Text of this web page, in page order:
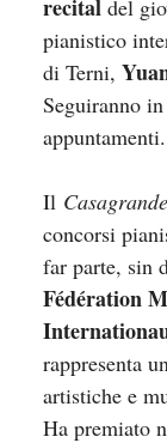
recital del
pianistico
di Terni,
Seguiranno
appuntamenti.
Il Casagrande
concorsi
far parte, sin
Fédération
rappresenta
artistiche e
Ha premiato